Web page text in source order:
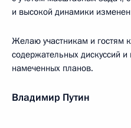
и высокой динамики
Желаю участникам и гостям
содержательных дискуссий
намеченных планов.
Владимир Путин